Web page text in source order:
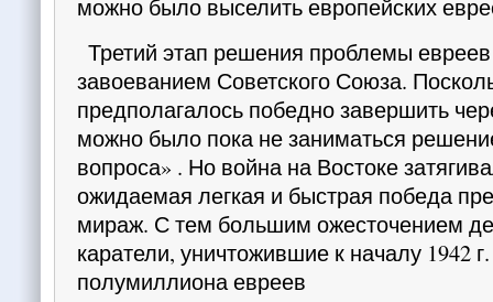
можно было выселить европейских
Третий этап решения пробле­мы
завоева­нием Советского Союза.
предполагалось победно завершить
можно было пока не заниматься
воп­роса» . Но война на Востоке
ожидаемая легкая и быстрая победа
мираж. С тем большим ожесточением
каратели, уничтожившие к нача­лу 1942
полумиллиона евреев